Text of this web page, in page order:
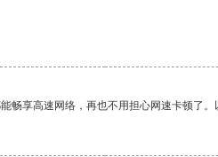
享高速网络，再也不用担心网速卡顿了